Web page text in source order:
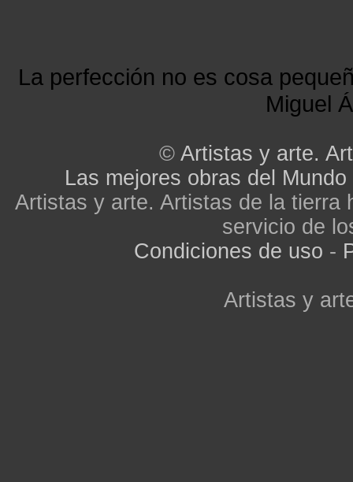
La perfección no es cosa
Miguel
© Artistas y arte.
Las mejores obras del Mundo
Artistas y arte. Artistas de la tierra
servicio de
Condiciones de uso -
Artistas y